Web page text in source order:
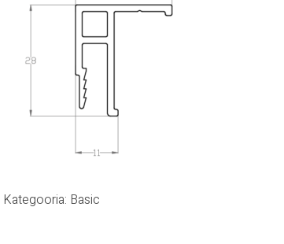
Kategooria: Basic